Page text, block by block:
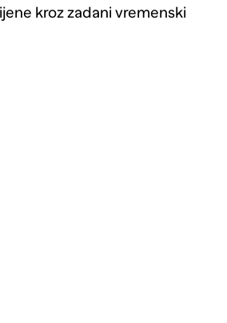
kroz zadani vremenski